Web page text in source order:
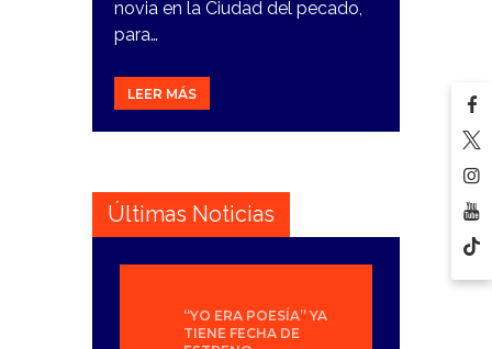
novia en la Ciudad del pecado,
para…
LEER MÁS
Últimas Noticias
“YO ERA POESÍA” YA
TIENE FECHA DE